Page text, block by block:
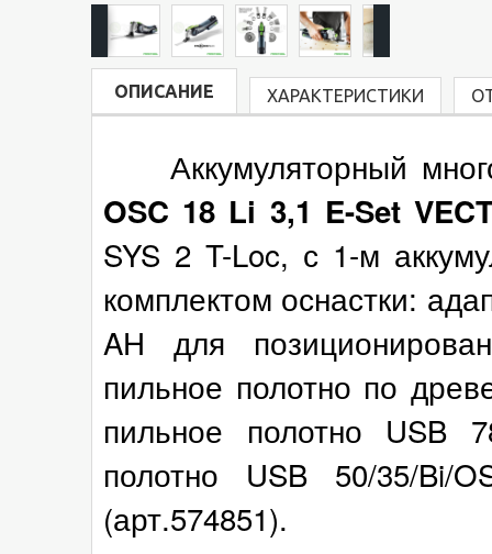
ОПИСАНИЕ ХАРАКТЕРИСТИКИ
Аккумуляторный
OSC 18 Li 3,1 E-Set
SYS 2 T-Loc, с 1-м
комплектом оснастки:
AH для
пильное полотно по
пильное полотно USB
полотно USB 50/35/Bi/
(арт.574851).